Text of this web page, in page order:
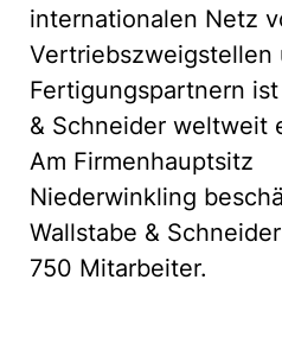
internationalen Netz
Vertriebszweigstellen
Fertigungspartnern
& Schneider weltweit
Am Firmenhauptsitz
Niederwinkling
Wallstabe &
750 Mitarbeiter.